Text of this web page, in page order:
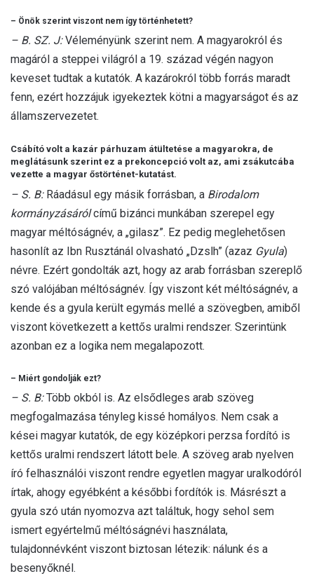
– Önök szerint viszont nem így történhetett?
– B. SZ. J:Véleményünk szerint nem. A magyarokról és
magáról a steppei világról a 19. század végén nagyon
keveset tudtak a kutatók. A kazárokról több forrás maradt
fenn, ezért hozzájuk igyekeztek kötni a magyarságot és az
államszervezetet.
Csábító volt a kazár párhuzam átültetése a magyarokra, de
meglátásunk szerint ez a prekoncepció volt az, ami zsákutcába
vezette a magyar őstörténet-kutatást.
– S. B:Ráadásul egy másik forrásban, a Birodalom
kormányzásárólcímű bizánci munkában szerepel egy
magyar méltóságnév, a „gilasz”. Ez pedig meglehetősen
hasonlít az Ibn Rusztánál olvasható „Dzslh” (azaz Gyula)
névre. Ezért gondolták azt, hogy az arab forrásban szereplő
szó valójában méltóságnév. Így viszont két méltóságnév, a
kende és a gyula került egymás mellé a szövegben, amiből
viszont következett a kettős uralmi rendszer. Szerintünk
azonban ez a logika nem megalapozott.
– Miért gondolják ezt?
– S. B:Több okból is. Az elsődleges arab szöveg
megfogalmazása tényleg kissé homályos. Nem csak a
kései magyar kutatók, de egy középkori perzsa fordító is
kettős uralmi rendszert látott bele. A szöveg arab nyelven
író felhasználói viszont rendre egyetlen magyar uralkodóról
írtak, ahogy egyébként a későbbi fordítók is. Másrészt a
gyula szó után nyomozva azt találtuk, hogy sehol sem
ismert egyértelmű méltóságnévi használata,
tulajdonnévként viszont biztosan létezik: nálunk és a
besenyőknél.